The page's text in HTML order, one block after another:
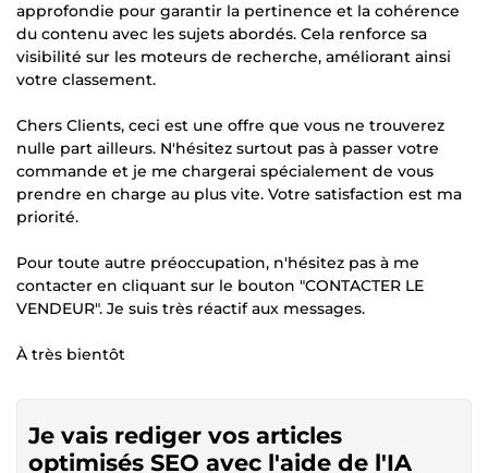
approfondie pour garantir la pertinence et la cohérence
du contenu avec les sujets abordés. Cela renforce sa
visibilité sur les moteurs de recherche, améliorant ainsi
votre classement.
Chers Clients, ceci est une offre que vous ne trouverez
nulle part ailleurs. N'hésitez surtout pas à passer votre
commande et je me chargerai spécialement de vous
prendre en charge au plus vite. Votre satisfaction est ma
priorité.
Pour toute autre préoccupation, n'hésitez pas à me
contacter en cliquant sur le bouton "CONTACTER LE
VENDEUR". Je suis très réactif aux messages.
À très bientôt
Je vais rediger vos articles
optimisés SEO avec l'aide de l'IA